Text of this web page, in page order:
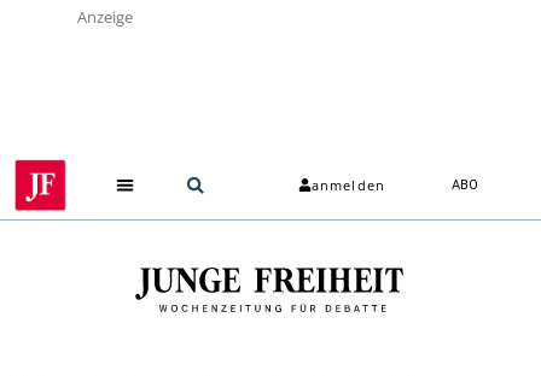
Anzeige
anmelden ABO